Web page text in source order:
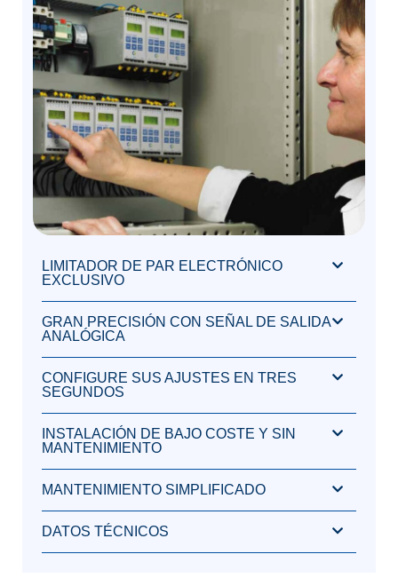
LIMITADOR DE PAR ELECTRÓNICO
EXCLUSIVO
GRAN PRECISIÓN CON SEÑAL DE SALIDA
ANALÓGICA
CONFIGURE SUS AJUSTES EN TRES
SEGUNDOS
INSTALACIÓN DE BAJO COSTE Y SIN
MANTENIMIENTO
MANTENIMIENTO SIMPLIFICADO
DATOS TÉCNICOS